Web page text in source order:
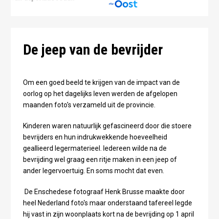
De jeep van de bevrijder
Om een goed beeld te krijgen van de impact van de
oorlog op het dagelijks leven werden de afgelopen
maanden foto's verzameld uit de provincie.
Kinderen waren natuurlijk gefascineerd door die stoere
bevrijders en hun indrukwekkende hoeveelheid
geallieerd legermaterieel. Iedereen wilde na de
bevrijding wel graag een ritje maken in een jeep of
ander legervoertuig. En soms mocht dat even.
De Enschedese fotograaf Henk Brusse maakte door
heel Nederland foto's maar onderstaand tafereel legde
hij vast in zijn woonplaats kort na de bevrijding op 1 april